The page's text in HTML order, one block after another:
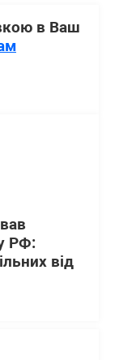
в Ваш
РФ:
від